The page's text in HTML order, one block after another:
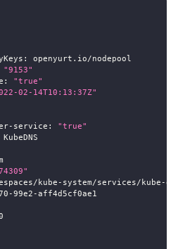
:
openyurt.io/nodepool
"9153"
:
"true"
02-14T10:13:37Z"
service :
"true"
KubeDNS
kube - system/services/kube -
-99e2 -aff4d5cf0ae1